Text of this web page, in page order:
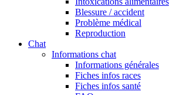
Blessure / accident
Problème médical
Reproduction
Chat
Informations chat
Informations générales
Fiches infos races
Fiches infos santé